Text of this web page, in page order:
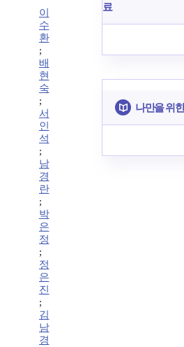
이
수
환
;
배
현
숙
;
서
인
석
;
남
경
란
;
박
은
정
;
정
은
진
;
김
남
경
료
나만을 위